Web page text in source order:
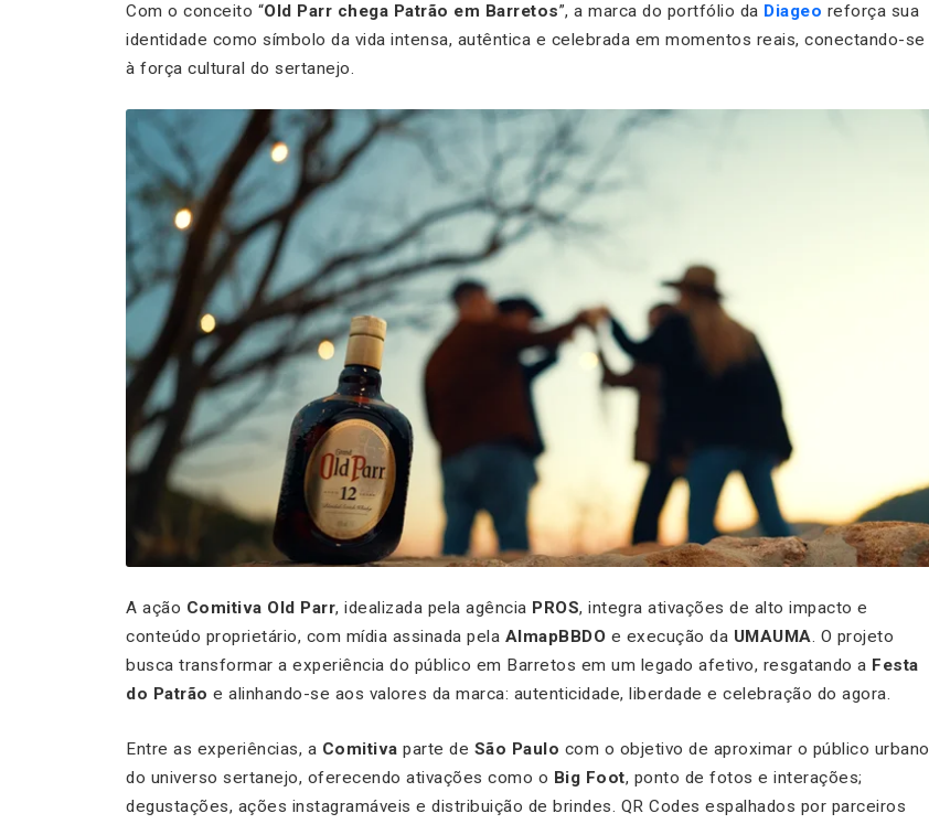
Com o conceito “Old Parr chega Patrão em Barretos”, a marca do portfólio da Diageo reforça sua
identidade como símbolo da vida intensa, autêntica e celebrada em momentos reais, conectando-se
à força cultural do sertanejo.
A ação Comitiva Old Parr, idealizada pela agência PROS, integra ativações de alto impacto e
conteúdo proprietário, com mídia assinada pela AlmapBBDO e execução da UMAUMA. O projeto
busca transformar a experiência do público em Barretos em um legado afetivo, resgatando a Festa
do Patrão e alinhando-se aos valores da marca: autenticidade, liberdade e celebração do agora.
Entre as experiências, a Comitiva parte de São Paulo com o objetivo de aproximar o público urbano
do universo sertanejo, oferecendo ativações como o Big Foot, ponto de fotos e interações;
degustações, ações instagramáveis e distribuição de brindes. QR Codes espalhados por parceiros